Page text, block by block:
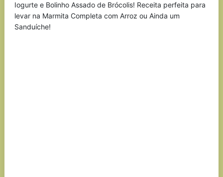
Iogurte e Bolinho Assado de Brócolis! Receita perfeita para
levar na Marmita Completa com Arroz ou Ainda um
Sanduíche!